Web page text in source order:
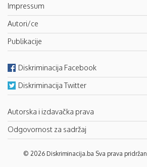
Impressum
Autori/ce
Publikacije
Diskriminacija Facebook
Diskriminacija Twitter
Autorska i izdavačka prava
Odgovornost za sadržaj
© 2026 Diskriminacija.ba Sva prava